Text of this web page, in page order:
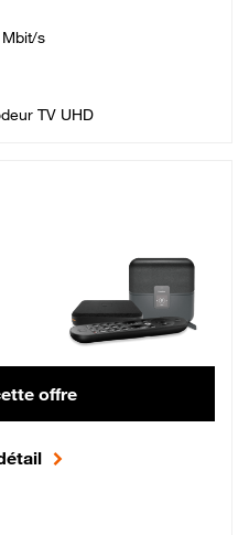
s
TV UHD
42,99 € par mois, Engagement 12 mois
offre